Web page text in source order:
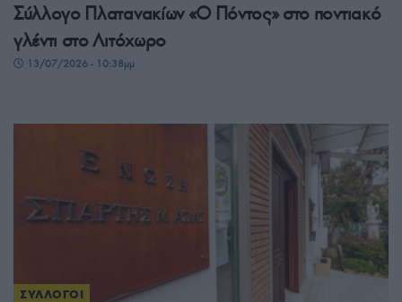
Σύλλογο Πλατανακίων «Ο Πόντος» στο ποντιακό
γλέντι στο Λιτόχωρο
13/07/2026 - 10:38μμ
ΣΥΛΛΟΓΟΙ